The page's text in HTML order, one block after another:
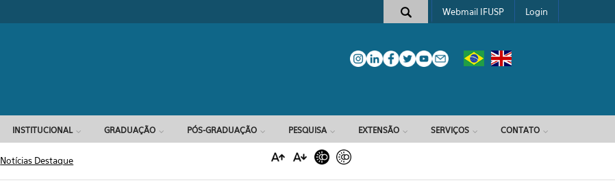
Formulário de busca
Webmail IFUSP Login
INSTITUCIONAL GRADUAÇÃO PÓS-GRADUAÇÃO PESQUISA EXTENSÃO SERVIÇOS CONTATO
Notícias Destaque